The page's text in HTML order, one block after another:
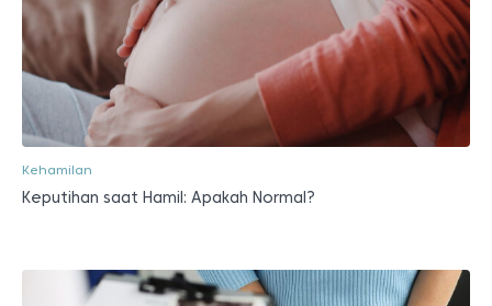
Kehamilan
Keputihan saat Hamil: Apakah Normal?